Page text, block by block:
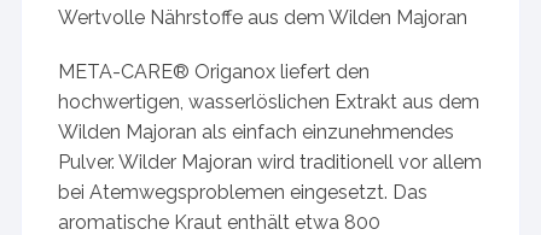
Wertvolle Nährstoffe aus dem Wilden Majoran
META-CARE® Origanox liefert den
hochwertigen, wasserlöslichen Extrakt aus dem
Wilden Majoran als einfach einzunehmendes
Pulver. Wilder Majoran wird traditionell vor allem
bei Atemwegsproblemen eingesetzt. Das
aromatische Kraut enthält etwa 800